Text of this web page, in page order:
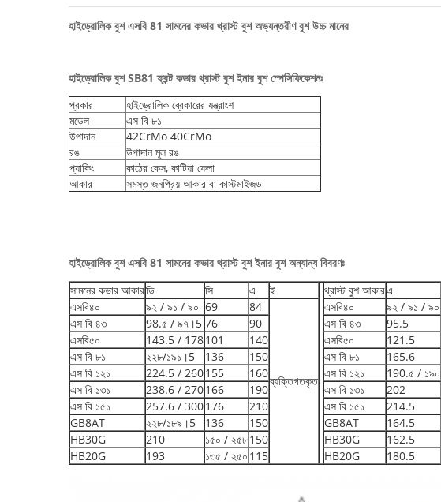
হাইড্রোলিক বুশ এসবি 81 সামনের কভার থ্রাস্ট বুশ অভ্যন্তরীণ বুশ উচ্চ মানের
হাইড্রোলিক বুশ SB81 ফ্রন্ট কভার থ্রাস্ট বুশ ইনার বুশ স্পেসিফিকেশনঃ
প্রকার
হাইড্রোলিক ব্রেকারের যন্ত্রাংশ
মডেল
এস বি ৮১
উপাদান
42CrMo 40CrMo
রঙ
উপাদান মূল রঙ
প্যাকিং
কাঠের কেস, কাটিয়া ফেলা
আকার
সমস্ত জনপ্রিয় আকার বা কাস্টমাইজড
হাইড্রোলিক বুশ এসবি 81 সামনের কভার থ্রাস্ট বুশ ইনার বুশ অন্যান্য বিবরণঃ
সামনের কভার আকারডি সি এ ই থ্রাস্ট বুশ আকারএ
এসবি৪০
৯২ / ৯১ / ৯০ 69 84
ব্যক্তিগতকৃত
এসবি৪০ ৯২ / ৯১ / ৯০
এস বি ৪৩
98.৫ / ৯৭।5 76 90 এস বি ৪৩ 95.5
এসবি৫০
143.5 / 178101 140 এসবি৫০ 121.5
এস বি ৮১
২২৮/১৯১।5 136 150 এস বি ৮১ 165.6
এস বি ১২১
224.5 / 260155 160 এস বি ১২১ 190.৫ / ১৯০
এস বি ১৩১
238.6 / 270166 190 এস বি ১৩১ 202
এস বি ১৫১
257.6 / 300176 210 এস বি ১৫১ 214.5
GB8AT
২২৮/১৮৯।5 136 150 GB8AT 164.5
HB30G
210 ১৫০ / ২৫৮150 HB30G 162.5
HB20G
193 ১৩৫ / ২৫০ 115 HB20G 180.5